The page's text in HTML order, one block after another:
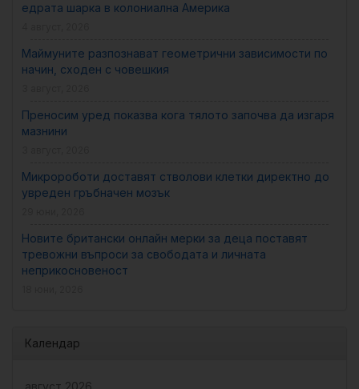
едрата шарка в колониална Америка
Маймуните разпознават геометрични зависимости по
начин, сходен с човешкия
Преносим уред показва кога тялото започва да изгаря
мазнини
Микророботи доставят стволови клетки директно до
увреден гръбначен мозък
Новите британски онлайн мерки за деца поставят
тревожни въпроси за свободата и личната
неприкосновеност
Календар